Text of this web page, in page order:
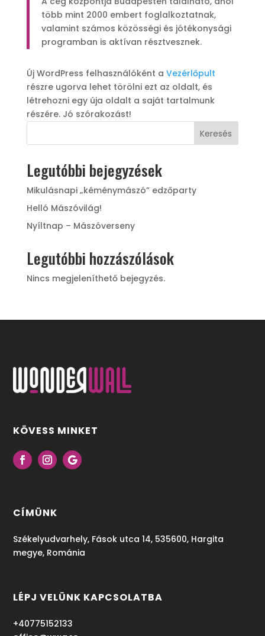
több mint 2000 embert foglalkoztatnak,
valamint számos közösségi és jótékonysági
programban is aktívan résztvesznek.
Új WordPress felhasználóként a Vezérlőpult
részre ugorva lehet törölni ezt az oldalt, és
létrehozni egy úja oldalt a saját tartalmunk
részére. Jó szórakozást!
Keresés
Legutóbbi bejegyzések
Mikulásnapi „kéménymászó” edzőparty
Helló Mászóvilág!
Nyíltnap – Mászóverseny
Legutóbbi hozzászólások
Nincs megjeleníthető bejegyzés.
KÖVESS MINKET
CÍMÜNK
Székelyudvarhely, Fások utca 14, 535600, Hargita
megye, Románia
LÉPJ VELÜNK KAPCSOLATBA
+40775152133